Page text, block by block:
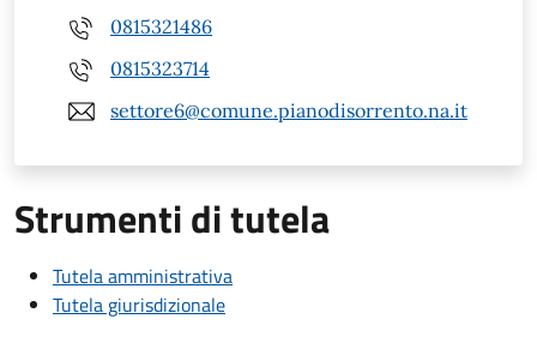
0815321486
0815323714
settore6@comune.pianodisorrento.na.it
Strumenti di tutela
Tutela amministrativa
Tutela giurisdizionale